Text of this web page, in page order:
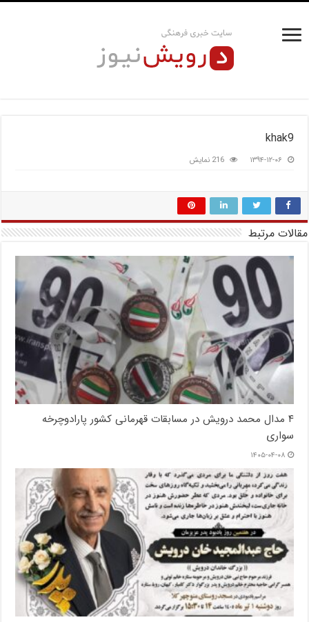
khak9
۱۳۹۴-۱۲-۰۶ 216 نمایش
مقالات مرتبط
۴ مدال محمد درویش در مسابقات قهرمانی کشور پارادوچرخه
سواری
۱۴۰۵-۰۴-۰۸